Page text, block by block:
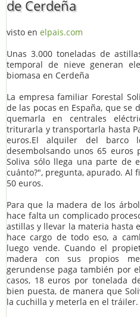
de Cerdeña
visto en elpais.com
Unas 3.000 toneladas de
temporal de nieve generan
biomasa en Cerdeña
La empresa familiar Forestal
de las pocas en España, que se
quemarla en centrales
triturarla y transportarla hasta
euros.El alquiler del barco
desembolsando unos 65 euros
Soliva sólo llega una parte de
cuánto?", pregunta, apurado. Al
50 euros.
Para que la madera de los
hace falta un complicado
astillas y llevar la materia hasta
hace cargo de todo eso, a
luego vende. Cuando el
madera con sus propios
gerundense paga también por
casos, 18 euros por tonelada
bien puesta, de manera que
la cuchilla y meterla en el tráiler.